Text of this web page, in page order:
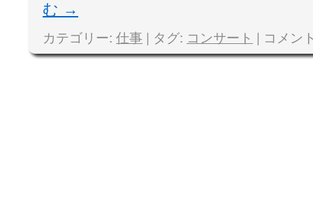
む →
カテゴリー: 仕事 | タグ: コンサート | コメン